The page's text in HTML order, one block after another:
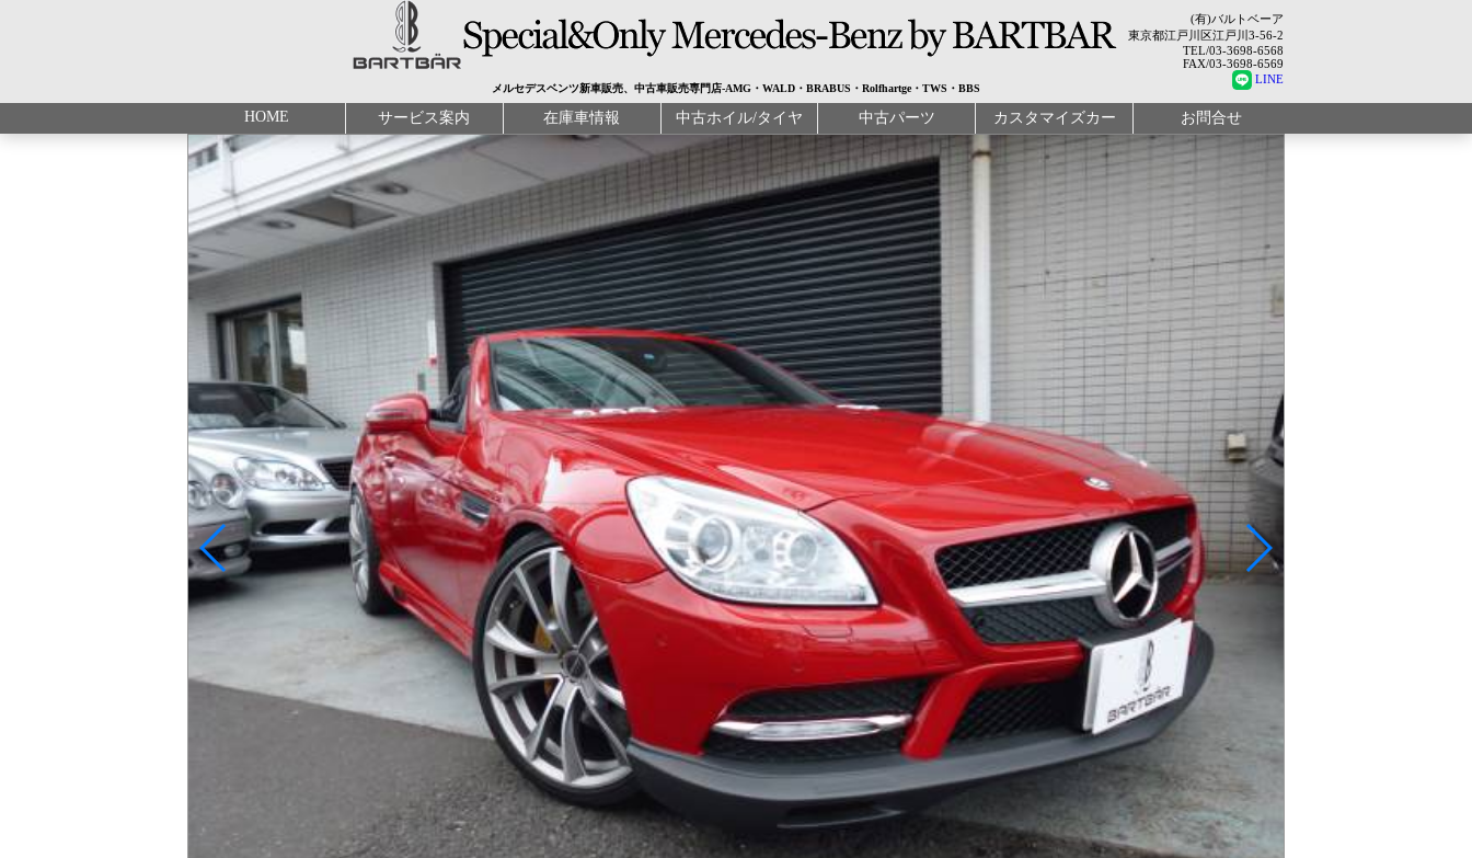
メルセデスベンツ新車販売、中古車販売専門店-AMG・WALD・BRABUS・Rolfhartge・TWS・BBS
(有)バルトベーア
東京都江戸川区江戸川3-56-2
TEL/03-3698-6568
FAX/03-3698-6569
LINE
HOME サービス案内 在庫車情報 中古ホイル/タイヤ 中古パーツ カスタマイズカー お問合せ